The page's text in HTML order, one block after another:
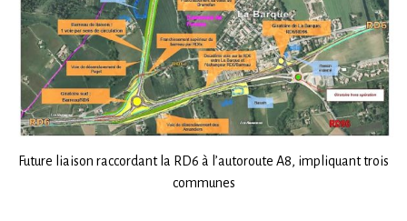
Future liaison raccordant la RD6 à l’autoroute A8, impliquant trois
communes